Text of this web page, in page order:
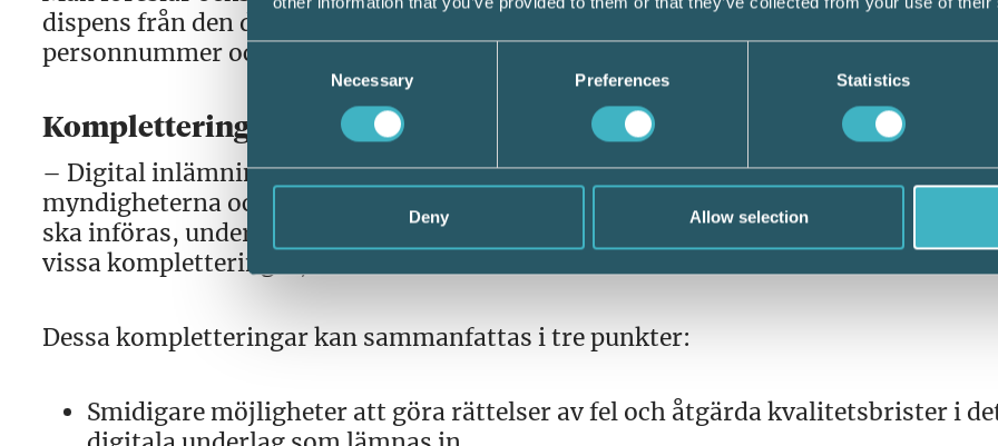
Consent
Necessary Preferences Statistics
Deny Allow selection
dispens från den digitala inlämningen, exempelvis för företagare som saknar
personnummer och möjlighet att identifiera sig digitalt.
Kompletteringar
– Digital inlämning av årsredovisningen är en bra lösning för konsulterna,
myndigheterna och näringslivet i stort. Srf konsulterna har länge varit positiva till
ska införas, under rätt förutsättningar. Men innan lagstiftning kan vara på plats
vissa kompletteringar, konstaterar Lena Lind.
Dessa kompletteringar kan sammanfattas i tre punkter:
Smidigare möjligheter att göra rättelser av fel och åtgärda kvalitetsbrister i